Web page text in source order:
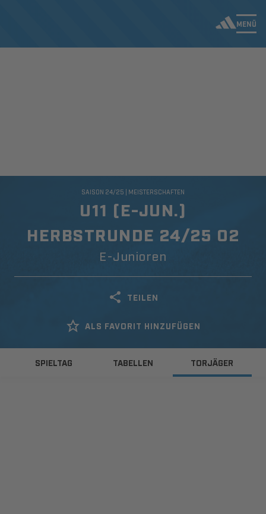
MENÜ
U11 (E-JUN.)
HERBSTRUNDE 24/25 02
E-Junioren
SAISON 24/25 | MEISTERSCHAFTEN
TEILEN
ALS FAVORIT HINZUFÜGEN
SPIELTAG TABELLEN TORJÄGER